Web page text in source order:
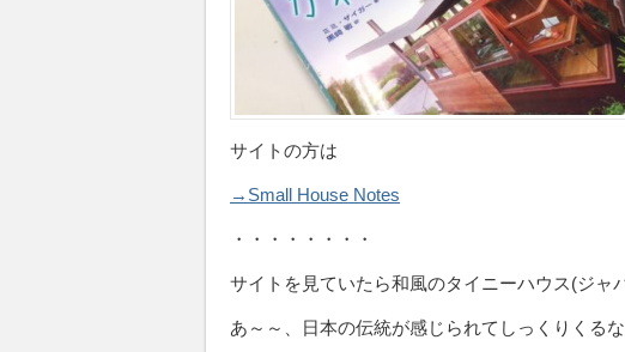
サイトの方は
→Small House Notes
・・・・・・・・
サイトを見ていたら和風のタイニーハウス(ジャ
あ～～、日本の伝統が感じられてしっくりくるな